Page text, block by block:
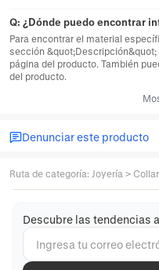
Q: ¿Dónde puedo encontrar
Para encontrar el material
sección
página del producto. También
del producto.
Denunciar este producto
Ruta de categoría: Joyería >
Descubre las tendencias